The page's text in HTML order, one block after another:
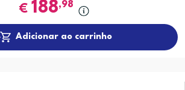
€ 188,98
Adicionar ao carrinho